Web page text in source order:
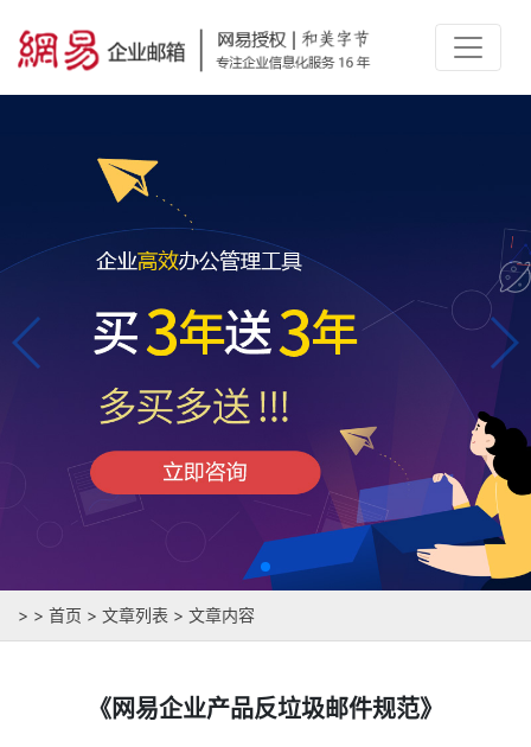
> > 首页 > 文章列表 > 文章内容
《网易企业产品反垃圾邮件规范》